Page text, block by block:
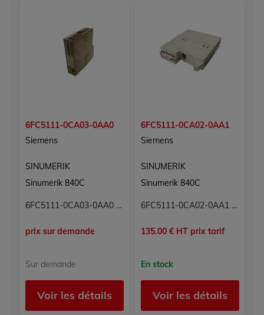
6FC5111-0CA03-0AA0
Siemens
SINUMERIK
Sinumerik 840C
6FC5111-0CA03-0AA0 Module sorties numériques Sinumerik Siemens
prix sur demande
Sur demande
Voir les détails
6FC5111-0CA02-0AA1
Siemens
SINUMERIK
Sinumerik 840C
6FC5111-0CA02-0AA1 Sinumerik Siemens
135.00 € HT prix tarif
En stock
Voir les détails